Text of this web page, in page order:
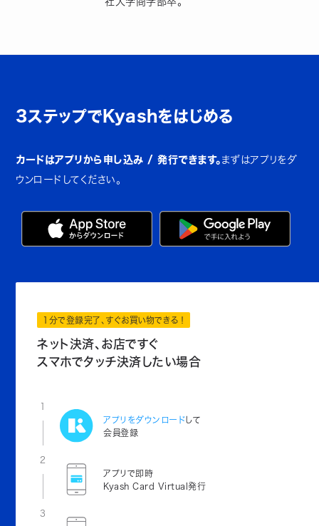
3ステップでKyashをはじめる
カードはアプリから申し込み / 発行できます。 まずはアプリをダ
ウンロードしてください。
1分で登録完了、すぐお買い物できる！
ネット決済、お店ですぐ
スマホでタッチ決済したい場合
アプリをダウンロードして
会員登録
2
アプリで即時
Kyash Card Virtual発行
3